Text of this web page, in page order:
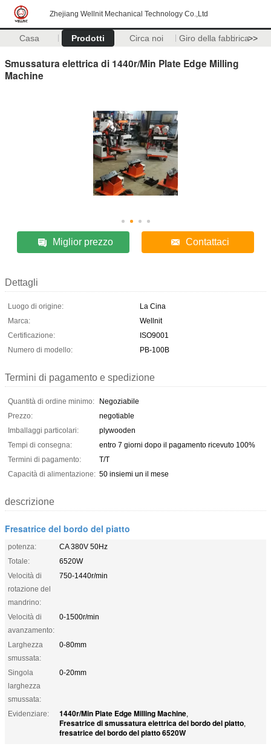
Zhejiang Wellnit Mechanical Technology Co.,Ltd
Casa Prodotti Circa noi Giro della fabbrica>>
Smussatura elettrica di 1440r/Min Plate Edge Milling
Machine
Miglior prezzo Contattaci
Dettagli
Luogo di origine:
La Cina
Marca:
Wellnit
Certificazione:
ISO9001
Numero di modello:
PB-100B
Termini di pagamento e spedizione
Quantità di ordine minimo:
Negoziabile
Prezzo:
negotiable
Imballaggi particolari:
plywooden
Tempi di consegna:
entro 7 giorni dopo il pagamento ricevuto 100%
Termini di pagamento:
T/T
Capacità di alimentazione: 50 insiemi un il mese
descrizione
Fresatrice del bordo del piatto
potenza:
CA 380V 50Hz
Totale:
6520W
Velocità di
rotazione del
mandrino:
750-1440r/min
Velocità di
avanzamento:
0-1500r/min
Larghezza
smussata:
0-80mm
Singola
larghezza
smussata:
0-20mm
Evidenziare: 1440r/Min Plate Edge Milling Machine,
Fresatrice di smussatura elettrica del bordo del piatto,
fresatrice del bordo del piatto 6520W